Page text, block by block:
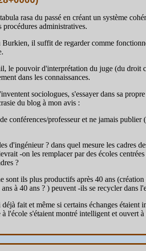
rasa du passé en créant un système
administratives.
Burkien, il suffit de regarder comme
le pouvoir d'interprétation du juge (du
dans les connaissances.
sociologues, s'essayer dans sa
du blog à mon avis :
conférences/professeur et ne jamais
d'ingénieur ? dans quel mesure les cadres
-on les remplacer par des écoles
?
sont ils plus productifs après 40 ans
à 40 ans ? ) peuvent -ils se recycler
fait et même si certains échanges
l'école s'étaient montré intelligent et ouvert